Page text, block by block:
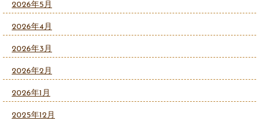
2026年5月
2026年4月
2026年3月
2026年2月
2026年1月
2025年12月